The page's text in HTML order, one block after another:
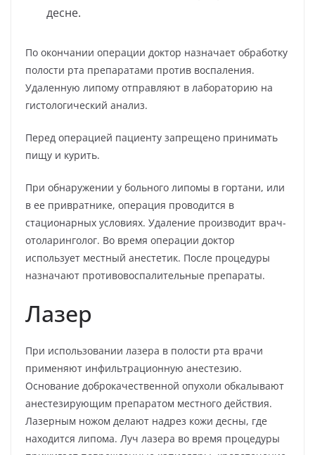
десне.
По окончании операции доктор назначает обработку
полости рта препаратами против воспаления.
Удаленную липому отправляют в лабораторию на
гистологический анализ.
Перед операцией пациенту запрещено принимать
пищу и курить.
При обнаружении у больного липомы в гортани, или
в ее привратнике, операция проводится в
стационарных условиях. Удаление производит врач-
отоларинголог. Во время операции доктор
использует местный анестетик. После процедуры
назначают противовоспалительные препараты.
Лазер
При использовании лазера в полости рта врачи
применяют инфильтрационную анестезию.
Основание доброкачественной опухоли обкалывают
анестезирующим препаратом местного действия.
Лазерным ножом делают надрез кожи десны, где
находится липома. Луч лазера во время процедуры